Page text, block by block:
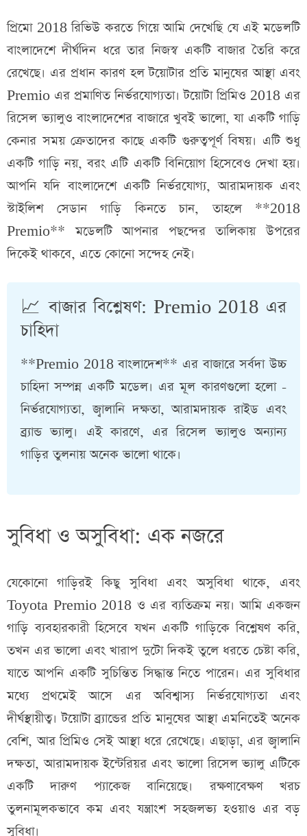
প্রিমো 2018 রিভিউ করতে গিয়ে আমি দেখেছি যে এই মডেলটি
বাংলাদেশে দীর্ঘদিন ধরে তার নিজস্ব একটি বাজার তৈরি করে
রেখেছে। এর প্রধান কারণ হল টয়োটার প্রতি মানুষের আস্থা এবং
Premio এর প্রমাণিত নির্ভরযোগ্যতা। টয়োটা প্রিমিও 2018 এর
রিসেল ভ্যালুও বাংলাদেশের বাজারে খুবই ভালো, যা একটি গাড়ি
কেনার সময় ক্রেতাদের কাছে একটি গুরুত্বপূর্ণ বিষয়। এটি শুধু
একটি গাড়ি নয়, বরং এটি একটি বিনিয়োগ হিসেবেও দেখা হয়।
আপনি যদি বাংলাদেশে একটি নির্ভরযোগ্য, আরামদায়ক এবং
স্টাইলিশ সেডান গাড়ি কিনতে চান, তাহলে **2018
Premio** মডেলটি আপনার পছন্দের তালিকায় উপরের
দিকেই থাকবে, এতে কোনো সন্দেহ নেই।
📈 বাজার বিশ্লেষণ: Premio 2018 এর
চাহিদা
**Premio 2018 বাংলাদেশ** এর বাজারে সর্বদা উচ্চ
চাহিদা সম্পন্ন একটি মডেল। এর মূল কারণগুলো হলো -
নির্ভরযোগ্যতা, জ্বালানি দক্ষতা, আরামদায়ক রাইড এবং
ব্র্যান্ড ভ্যালু। এই কারণে, এর রিসেল ভ্যালুও অন্যান্য
গাড়ির তুলনায় অনেক ভালো থাকে।
সুবিধা ও অসুবিধা: এক নজরে
যেকোনো গাড়িরই কিছু সুবিধা এবং অসুবিধা থাকে, এবং
Toyota Premio 2018 ও এর ব্যতিক্রম নয়। আমি একজন
গাড়ি ব্যবহারকারী হিসেবে যখন একটি গাড়িকে বিশ্লেষণ করি,
তখন এর ভালো এবং খারাপ দুটো দিকই তুলে ধরতে চেষ্টা করি,
যাতে আপনি একটি সুচিন্তিত সিদ্ধান্ত নিতে পারেন। এর সুবিধার
মধ্যে প্রথমেই আসে এর অবিশ্বাস্য নির্ভরযোগ্যতা এবং
দীর্ঘস্থায়ীত্ব। টয়োটা ব্র্যান্ডের প্রতি মানুষের আস্থা এমনিতেই অনেক
বেশি, আর প্রিমিও সেই আস্থা ধরে রেখেছে। এছাড়া, এর জ্বালানি
দক্ষতা, আরামদায়ক ইন্টেরিয়র এবং ভালো রিসেল ভ্যালু এটিকে
একটি দারুণ প্যাকেজ বানিয়েছে। রক্ষণাবেক্ষণ খরচ
তুলনামূলকভাবে কম এবং যন্ত্রাংশ সহজলভ্য হওয়াও এর বড়
সুবিধা।